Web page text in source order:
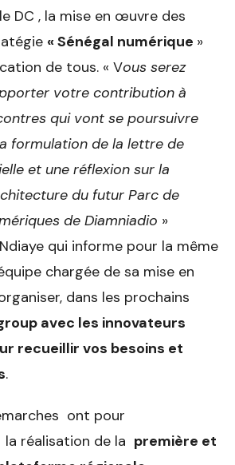
DC , la mise en œuvre des
« Sénégal numérique »
de tous. « Vous serez
votre contribution à
qui vont se poursuivre
formulation de la lettre de
et une réflexion sur la
du futur Parc de
de Diamniadio »
qui informe pour la même
chargée de sa mise en
dans les prochains
avec les innovateurs
recueillir vos besoins et
.
ont pour
réalisation de la première et